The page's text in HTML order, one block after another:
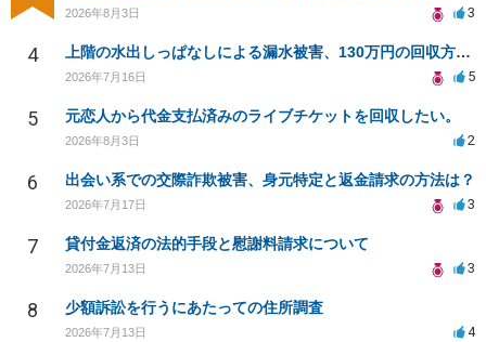
2026年8月3日 3
4 上階の水出しっぱなしによる漏水被害、130万円の回収方法を相談したい
2026年7月16日 5
5 元恋人から代金支払済みのライブチケットを回収したい。
2026年8月3日 2
6 出会い系での交際詐欺被害、身元特定と返金請求の方法は？
2026年7月17日 3
7 貸付金返済の法的手段と慰謝料請求について
2026年7月13日 3
8 少額訴訟を行うにあたっての住所調査
2026年7月13日 4